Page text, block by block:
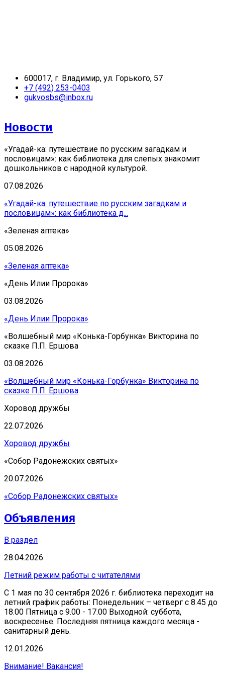
600017, г. Владимир, ул. Горького, 57
+7 (492) 253-0403
gukvosbs@inbox.ru
Новости
«Угадай-ка: путешествие по русским загадкам и
пословицам»: как библиотека для слепых знакомит
дошкольников с народной культурой.
07.08.2026
«Угадай-ка: путешествие по русским загадкам и
пословицам»: как библиотека д...
«Зеленая аптека»
05.08.2026
«Зеленая аптека»
«День Илии Пророка»
03.08.2026
«День Илии Пророка»
«Волшебный мир «Конька-Горбунка» Викторина по
сказке П.П. Ершова
03.08.2026
«Волшебный мир «Конька-Горбунка» Викторина по
сказке П.П. Ершова
Хоровод дружбы
22.07.2026
Хоровод дружбы
«Собор Радонежских святых»
20.07.2026
«Собор Радонежских святых»
Объявления
В раздел
28.04.2026
Летний режим работы с читателями
С 1 мая по 30 сентября 2026 г. библиотека переходит на
летний график работы: Понедельник – четверг с 8.45 до
18.00 Пятница с 9.00 - 17.00 Выходной: суббота,
воскресенье. Последняя пятница каждого месяца -
санитарный день.
12.01.2026
Внимание! Вакансия!